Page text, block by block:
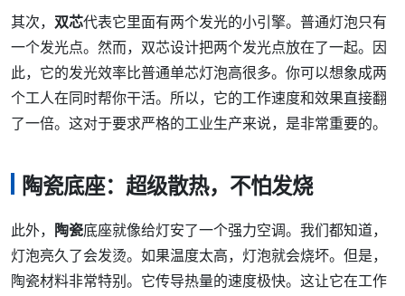
其次， 双芯代表它里面有两个发光的小引擎。普通灯泡只有
一个发光点。然而，双芯设计把两个发光点放在了一起。因
此，它的发光效率比普通单芯灯泡高很多。你可以想象成两
个工人在同时帮你干活。所以，它的工作速度和效果直接翻
了一倍。这对于要求严格的工业生产来说，是非常重要的。
陶瓷底座：超级散热，不怕发烧
此外， 陶瓷底座就像给灯安了一个强力空调。我们都知道，
灯泡亮久了会发烫。如果温度太高，灯泡就会烧坏。但是，
陶瓷材料非常特别。它传导热量的速度极快。这让它在工作